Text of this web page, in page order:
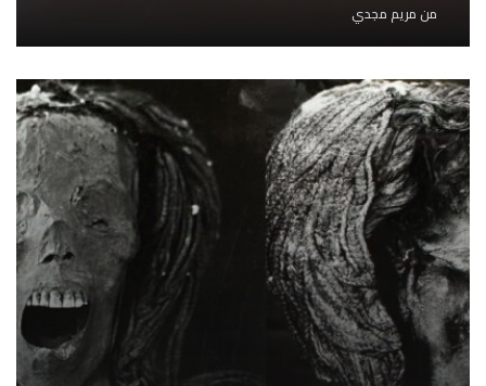
من مريم مجدي